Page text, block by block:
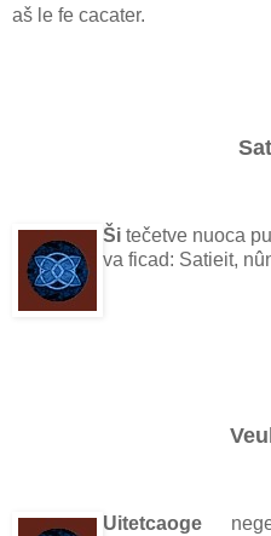
aš le fe cacater.
Ši tečetve nuoca
va ficad: Satieit,
Uitetcaoge